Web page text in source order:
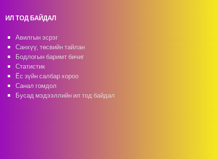
ИЛ ТОД БАЙДАЛ
Авилгын эсрэг
Санхүү, төсвийн тайлан
Бодлогын баримт бичиг
Статистик
Ёс зүйн салбар хороо
Санал гомдол
Бусад мэдээллийн ил тод байдал